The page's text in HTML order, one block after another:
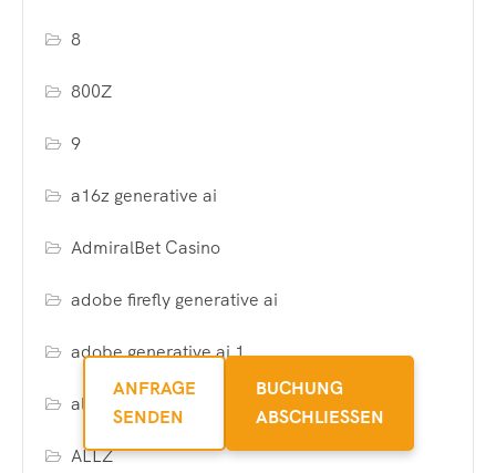
8
800Z
9
a16z generative ai
AdmiralBet Casino
adobe firefly generative ai
adobe generative ai 1
alexrachelgoldberg.com2
ALLZ
ANFRAGE
SENDEN
BUCHUNG
ABSCHLIESSEN